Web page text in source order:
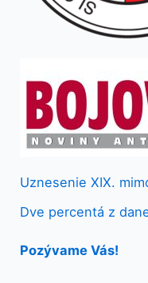
Uznesenie XIX.
Dve percentá z
Pozývame Vás!